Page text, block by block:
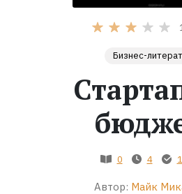
Экранизации
Бизнес-
0 4 1
Автор: Майк